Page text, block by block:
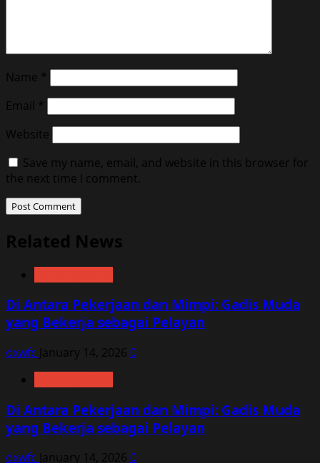
Name *
Email
*
Website
Save my name, email, and website in this browser for
the next time I comment.
Related News
Di Antara Pekerjaan dan Mimpi: Gadis Muda
yang Bekerja sebagai Pelayan
dxwfc January 14, 2026 0
Di Antara Pekerjaan dan Mimpi: Gadis Muda
yang Bekerja sebagai Pelayan
dxwfc January 14, 2026 0